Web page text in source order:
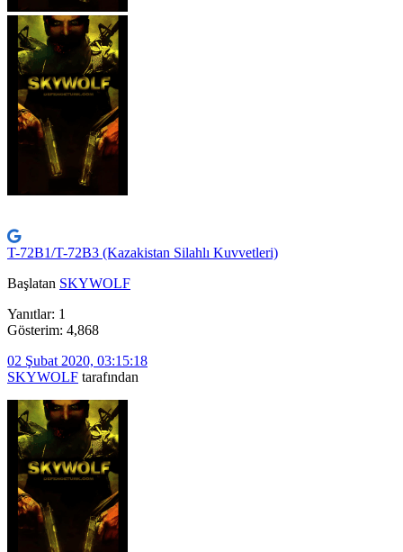
T-72B1/T-72B3 (Kazakistan Silahlı Kuvvetleri)
Başlatan SKYWOLF
Yanıtlar: 1
Gösterim: 4,868
02 Şubat 2020, 03:15:18
SKYWOLF tarafından